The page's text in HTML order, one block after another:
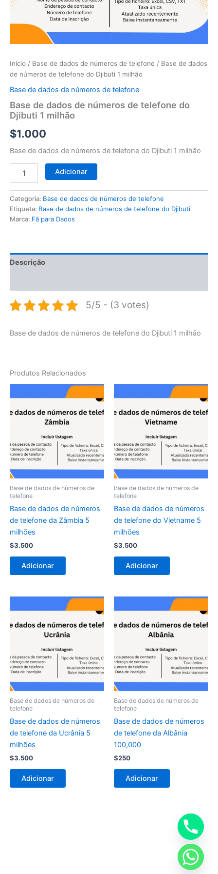
Início / Base de dados de números de telefone / Base de dados
de números de telefone do Djibuti 1 milhão
Base de dados de números de telefone
Base de dados de números de telefone do
Djibuti 1 milhão
$1.000
Base de dados de números de telefone do Djibuti 1 milhão
telefone
do
Djibuti
milhão
Adicionar
Categoria: Base de dados de números de telefone
Etiqueta: Base de dados de números de telefone do Djibuti
Marca: Fã para Dados
Descrição
5/5 - (3 votes)
Base de dados de números de telefone do Djibuti 1 milhão
Produtos Relacionados
Base de dados de números de
telefone
Base de dados de números
de telefone da Zâmbia 5
milhões
$3.500
Adicionar
Base de dados de números de
telefone
Base de dados de números
de telefone do Vietname 5
milhões
$3.500
Adicionar
Base de dados de números de
telefone
Base de dados de números
de telefone da Ucrânia 5
milhões
$3.500
Adicionar
Base de dados de números de
telefone
Base de dados de números
de telefone da Albânia
100,000
$250
Adicionar